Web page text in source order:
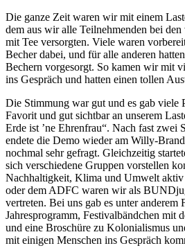
Die ganze Zeit waren wir mit einem
dem aus wir alle Teilnehmenden bei
mit Tee versorgten. Viele waren
Becher dabei, und für alle anderen
Bechern vorgesorgt. So kamen wir mit
ins Gespräch und hatten einen tollen
Die Stimmung war gut und es gab viele
Favorit und gut sichtbar an unserem
Erde ist ’ne Ehrenfrau“. Nach fast zwei
endete die Demo wieder am Willy-
nochmal sehr gefragt. Gleichzeitig
sich verschiedene Gruppen vorstellen
Nachhaltigkeit, Klima und Umwelt aktiv
oder dem ADFC waren wir als
vertreten. Bei uns gab es unter anderem
Jahresprogramm, Festivalbändchen mit
und eine Broschüre zu Kolonialismus
mit einigen Menschen ins Gespräch